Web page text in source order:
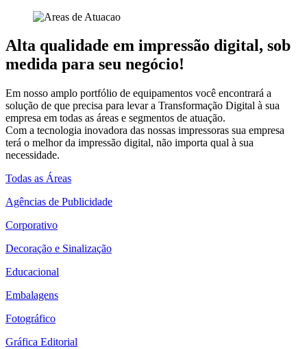
Alta qualidade em impressão digital, sob
medida para seu negócio!
Em nosso amplo portfólio de equipamentos você encontrará a
solução de que precisa para levar a Transformação Digital à sua
empresa em todas as áreas e segmentos de atuação.
Com a tecnologia inovadora das nossas impressoras sua empresa
terá o melhor da impressão digital, não importa qual à sua
necessidade.
Todas as Áreas
Agências de Publicidade
Corporativo
Decoração e Sinalização
Educacional
Embalagens
Fotográfico
Gráfica Editorial